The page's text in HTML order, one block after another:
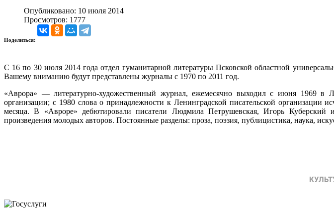
Опубликовано: 10 июля 2014
Просмотров: 1777
Поделиться:
С 16 по 30 июля 2014 года отдел гуманитарной литературы Псковской областной
Вашему вниманию будут представлены журналы с 1970 по 2011 год.
«Аврора» — литературно-художественный журнал, ежемесячно выходил с июня 1969
организации; с 1980 слова о принадлежности к Ленинградской писательской организации
месяца. В «Авроре» дебютировали писатели Людмила Петрушевская, Игорь
произведения молодых авторов. Постоянные разделы: проза, поэзия, публицистика, наука,